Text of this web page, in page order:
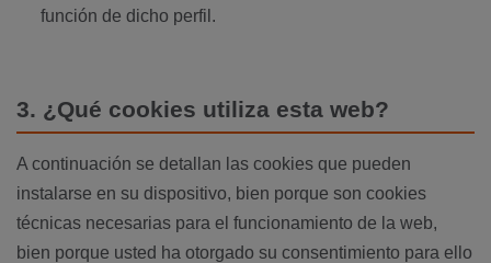
función de dicho perfil.
3. ¿Qué cookies utiliza esta web?
A continuación se detallan las cookies que pueden
instalarse en su dispositivo, bien porque son cookies
técnicas necesarias para el funcionamiento de la web,
bien porque usted ha otorgado su consentimiento para ello